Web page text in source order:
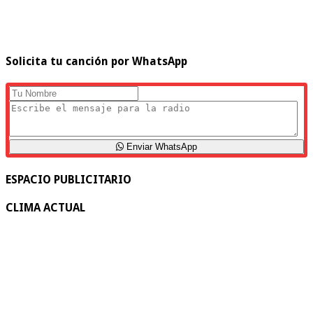
Solicita tu canción por WhatsApp
Enviar WhatsApp
ESPACIO PUBLICITARIO
CLIMA ACTUAL